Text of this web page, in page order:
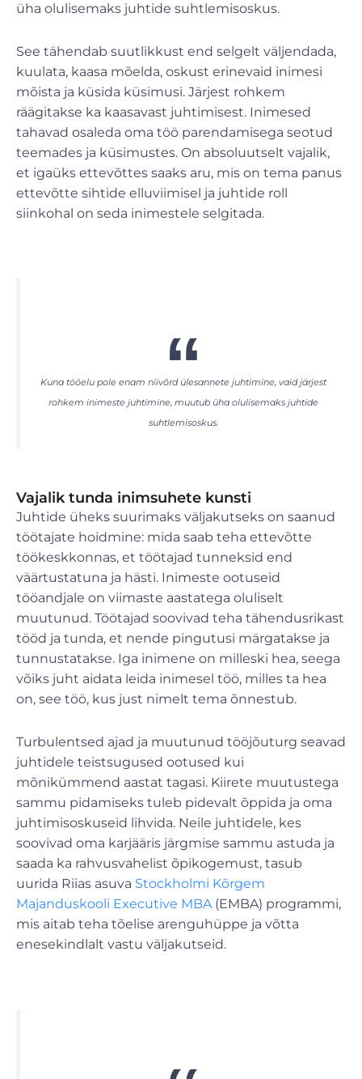
üha olulisemaks juhtide suhtlemisoskus.
See tähendab suutlikkust end selgelt väljendada,
kuulata, kaasa mõelda, oskust erinevaid inimesi
mõista ja küsida küsimusi. Järjest rohkem
räägitakse ka kaasavast juhtimisest. Inimesed
tahavad osaleda oma töö parendamisega seotud
teemades ja küsimustes. On absoluutselt vajalik,
et igaüks ettevõttes saaks aru, mis on tema panus
ettevõtte sihtide elluviimisel ja juhtide roll
siinkohal on seda inimestele selgitada.
Kuna tööelu pole enam niivõrd ülesannete juhtimine, vaid järjest
rohkem inimeste juhtimine, muutub üha olulisemaks juhtide
suhtlemisoskus.
Vajalik tunda inimsuhete kunsti
Juhtide üheks suurimaks väljakutseks on saanud
töötajate hoidmine: mida saab teha ettevõtte
töökeskkonnas, et töötajad tunneksid end
väärtustatuna ja hästi. Inimeste ootuseid
tööandjale on viimaste aastatega oluliselt
muutunud. Töötajad soovivad teha tähendusrikast
tööd ja tunda, et nende pingutusi märgatakse ja
tunnustatakse. Iga inimene on milleski hea, seega
võiks juht aidata leida inimesel töö, milles ta hea
on, see töö, kus just nimelt tema õnnestub.
Turbulentsed ajad ja muutunud tööjõuturg seavad
juhtidele teistsugused ootused kui
mõnikümmend aastat tagasi. Kiirete muutustega
sammu pidamiseks tuleb pidevalt õppida ja oma
juhtimisoskuseid lihvida. Neile juhtidele, kes
soovivad oma karjääris järgmise sammu astuda ja
saada ka rahvusvahelist õpikogemust, tasub
uurida Riias asuva Stockholmi Kõrgem
Majanduskooli Executive MBA(EMBA) programmi,
mis aitab teha tõelise arenguhüppe ja võtta
enesekindlalt vastu väljakutseid.